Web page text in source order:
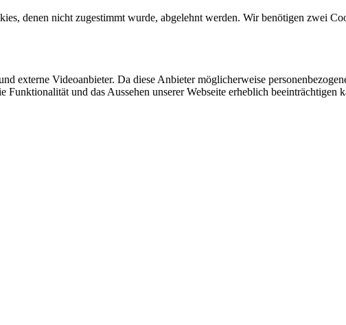
denen nicht zugestimmt wurde, abgelehnt werden. Wir benötigen zwei
externe Videoanbieter. Da diese Anbieter möglicherweise
und das Aussehen unserer Webseite erheblich